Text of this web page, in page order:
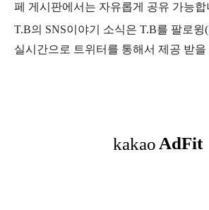
페 게시판에서는 자유롭게 공유 가능합
T.B의 SNS이야기 소식은 T.B를 팔로윙(
실시간으로 트위터를 통해서 제공 받을